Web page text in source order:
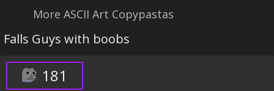
More ASCII Art Copypastas
Falls Guys with boobs
181